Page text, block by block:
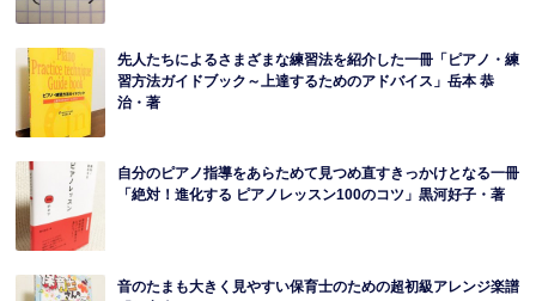
先人たちによるさまざまな練習法を紹介した一冊「ピアノ・練
習方法ガイドブック～上達するためのアドバイス」岳本 恭
治・著
自分のピアノ指導をあらためて見つめ直すきっかけとなる一冊
「絶対！進化する ピアノレッスン100のコツ」黒河好子・著
音のたまも大きく見やすい保育士のための超初級アレンジ楽譜